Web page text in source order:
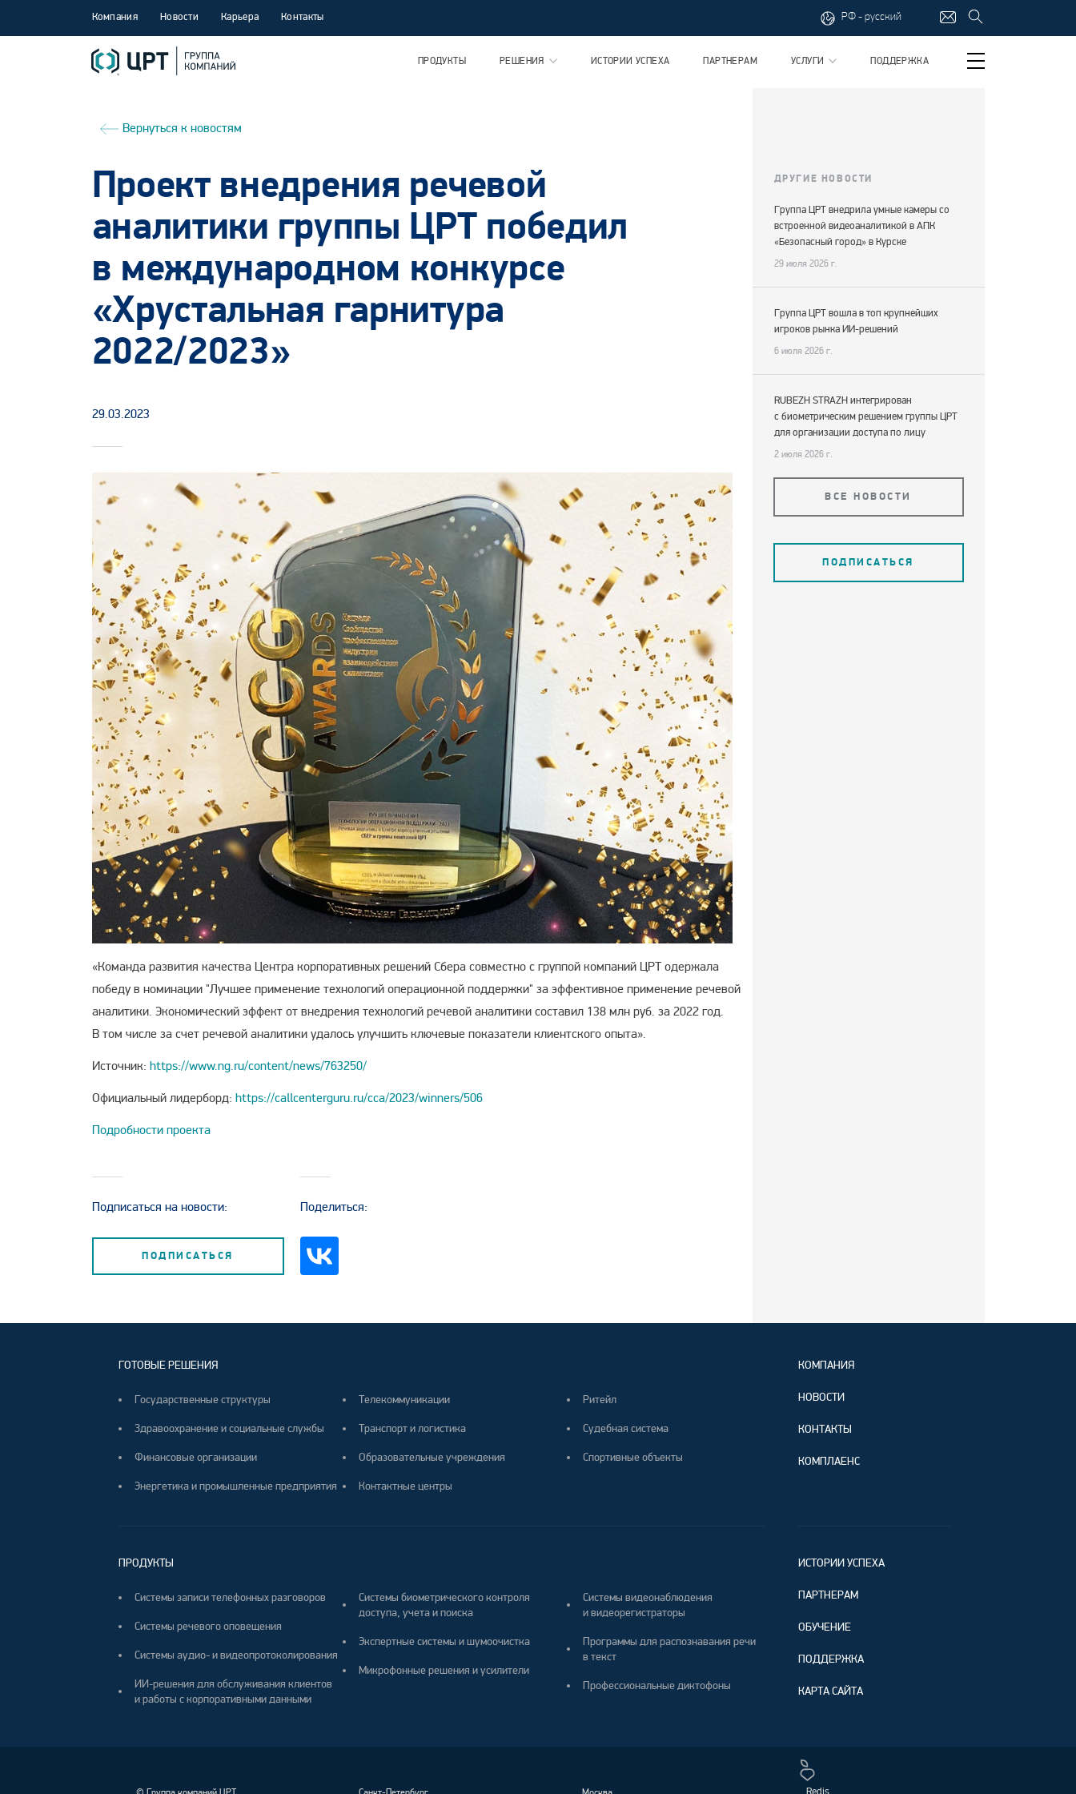
Компания Новости Карьера Контакты РФ - русский
ПРОДУКТЫ РЕШЕНИЯ ИСТОРИИ УСПЕХА ПАРТНЕРАМ УСЛУГИ ПОДДЕРЖКА
Вернуться к новостям
Проект внедрения речевой
аналитики группы ЦРТ победил
в международном конкурсе
«Хрустальная гарнитура
2022/2023»
29.03.2023
«Команда развития качества Центра корпоративных решений Сбера совместно с группой компаний ЦРТ одержала
победу в номинации "Лучшее применение технологий операционной поддержки" за эффективное применение речевой
аналитики. Экономический эффект от внедрения технологий речевой аналитики составил 138 млн руб. за 2022 год.
В том числе за счет речевой аналитики удалось улучшить ключевые показатели клиентского опыта».
Источник: https://www.ng.ru/content/news/763250/
Официальный лидерборд: https://callcenterguru.ru/cca/2023/winners/506
Подробности проекта
Подписаться на новости:
ПОДПИСАТЬСЯ
Поделиться:
ДРУГИЕ НОВОСТИ
Группа ЦРТ внедрила умные камеры со
встроенной видеоаналитикой в АПК
«Безопасный город» в Курске
29 июля 2026 г.
Группа ЦРТ вошла в топ крупнейших
игроков рынка ИИ-решений
6 июля 2026 г.
RUBEZH STRAZH интегрирован
с биометрическим решением группы ЦРТ
для организации доступа по лицу
2 июля 2026 г.
ВСЕ НОВОСТИ
ПОДПИСАТЬСЯ
ГОТОВЫЕ РЕШЕНИЯ
Государственные структуры
Здравоохранение и социальные службы
Финансовые организации
Энергетика и промышленные предприятия
Телекоммуникации
Транспорт и логистика
Образовательные учреждения
Контактные центры
Ритейл
Судебная система
Спортивные объекты
КОМПАНИЯ
НОВОСТИ
КОНТАКТЫ
КОМПЛАЕНС
ПРОДУКТЫ
Системы записи телефонных разговоров
Системы речевого оповещения
Системы аудио- и видеопротоколирования
ИИ-решения для обслуживания клиентов
и работы с корпоративными данными
Системы биометрического контроля
доступа, учета и поиска
Экспертные системы и шумоочистка
Микрофонные решения и усилители
Системы видеонаблюдения
и видеорегистраторы
Программы для распознавания речи
в текст
Профессиональные диктофоны
ИСТОРИИ УСПЕХА
ПАРТНЕРАМ
ОБУЧЕНИЕ
ПОДДЕРЖКА
КАРТА САЙТА